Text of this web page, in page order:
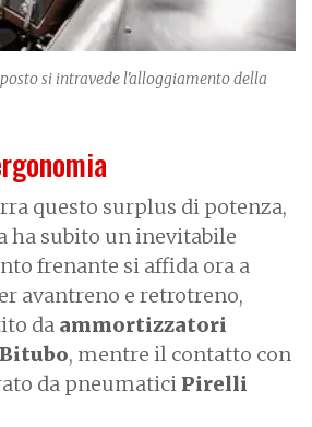
si intravede l'alloggiamento della
questo surplus di potenza,
ha subito un inevitabile
frenante si affida ora a
avantreno e retrotreno,
da ammortizzatori
Bitubo, mentre il contatto con
da pneumatici Pirelli